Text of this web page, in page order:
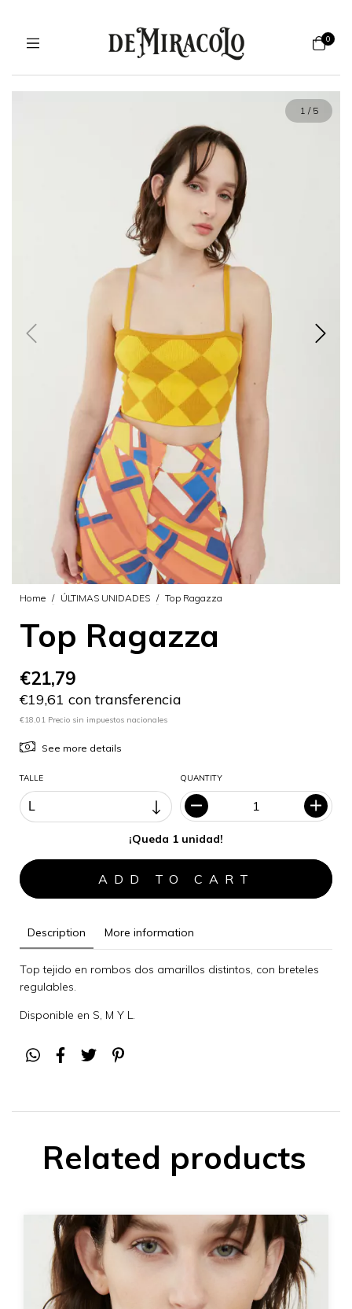
0
1 / 5
Home / ÚLTIMAS UNIDADES / Top Ragazza
Top Ragazza
€21,79
€19,61 con transferencia
€18,01 Precio sin impuestos nacionales
See more details
TALLE QUANTITY
¡Queda 1 unidad!
Description More information
Top tejido en rombos dos amarillos distintos, con breteles
regulables.
Disponible en S, M Y L.
Related products